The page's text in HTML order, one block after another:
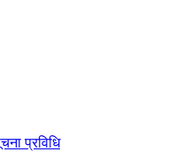
प्रविधि